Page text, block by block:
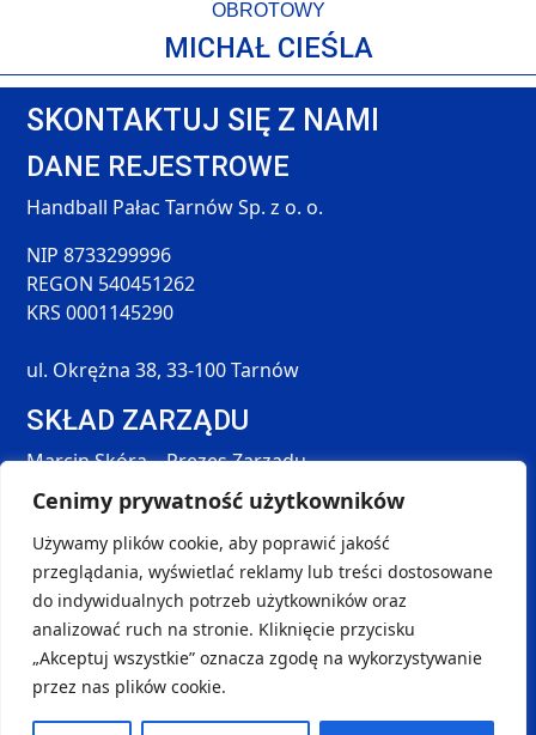
Cenimy prywatność użytkowników
Używamy plików cookie, aby poprawić jakość
przeglądania, wyświetlać reklamy lub treści dostosowane
do indywidualnych potrzeb użytkowników oraz
analizować ruch na stronie. Kliknięcie przycisku
„Akceptuj wszystkie” oznacza zgodę na wykorzystywanie
przez nas plików cookie.
OBROTOWY
MICHAŁ CIEŚLA
SKONTAKTUJ SIĘ Z NAMI
DANE REJESTROWE
Handball Pałac Tarnów Sp. z o. o.
NIP 8733299996
REGON 540451262
KRS 0001145290
ul. Okrężna 38, 33-100 Tarnów
SKŁAD ZARZĄDU
Marcin Skóra – Prezes Zarządu
Maciej Hołda – Członek Zarządu
Tomasz Śmieszek – Członek Zarządu
DANE KONTAKTOWE
kontakt@handball-palac.pl
+48 798 264 581
SOCIAL MEDIA